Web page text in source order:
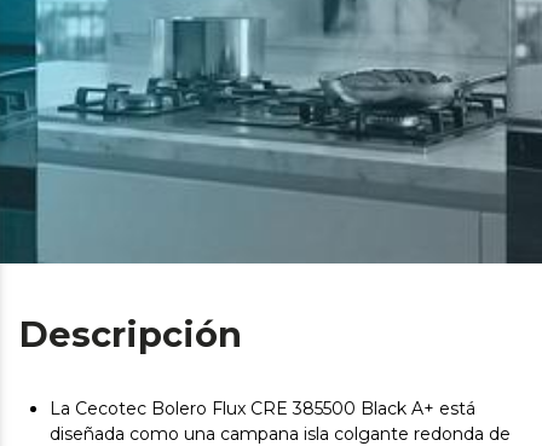
Descripción
La Cecotec Bolero Flux CRE 385500 Black A+ está
diseñada como una campana isla colgante redonda de